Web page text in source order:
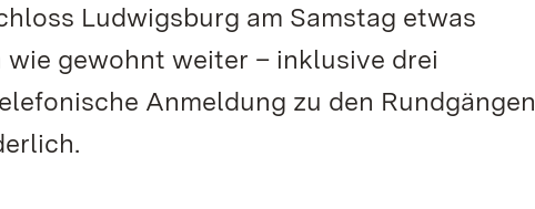
Ludwigsburg am Samstag etwas
gewohnt weiter – inklusive drei
Anmeldung zu den Rundgängen